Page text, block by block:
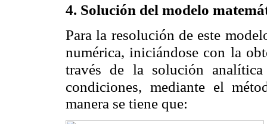
4. Solución del modelo
Para la resolución de este
numérica, iniciándose con la
través de la solución
condiciones, mediante el
manera se tiene que: